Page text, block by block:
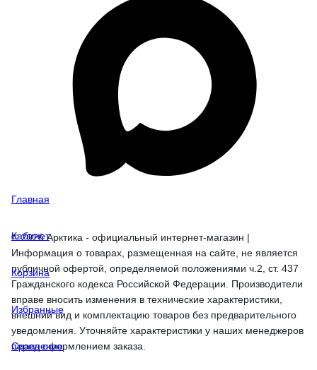
© 2026 Арктика - официальный интернет-магазин |
Информация о товарах, размещенная на сайте, не является
публичной офертой, определяемой положениями ч.2, ст. 437
Гражданского кодекса Российской Федерации. Производители
вправе вносить изменения в технические характеристики,
внешний вид и комплектацию товаров без предварительного
уведомления. Уточняйте характеристики у наших менеджеров
перед оформлением заказа.
Главная
Кабинет
Корзина
Избранные
Сравнение